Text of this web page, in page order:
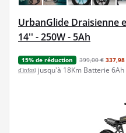
UrbanGlide Draisienne
14'' - 250W - 5Ah
15% de réduction 399,00 €
d’infos) jusqu'à 18Km Batterie